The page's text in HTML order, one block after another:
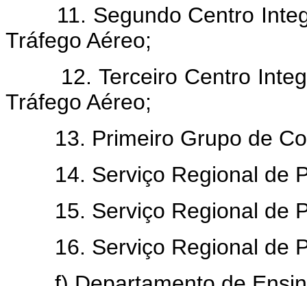
11. Segundo Centro
Tráfego Aéreo;
12. Terceiro Centro
Tráfego Aéreo;
13. Primeiro Grupo de
14. Serviço Regional de
15. Serviço Regional de
16. Serviço Regional de